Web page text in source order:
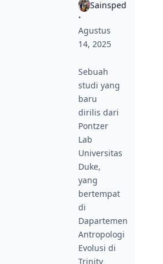
Sainsped
•
Agustus
14, 2025
Sebuah
studi yang
baru
dirilis dari
Pontzer
Lab
Universitas
Duke,
yang
bertempat
di
Dapartemen
Antropologi
Evolusi di
Trinity